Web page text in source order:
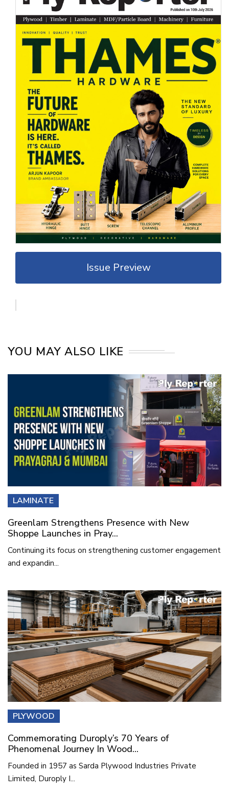
Issue Preview
YOU MAY ALSO LIKE
LAMINATE
Greenlam Strengthens Presence with New
Shoppe Launches in Pray...
Continuing its focus on strengthening customer engagement
and expandin...
PLYWOOD
Commemorating Duroply’s 70 Years of
Phenomenal Journey In Wood...
Founded in 1957 as Sarda Plywood Industries Private
Limited, Duroply I...